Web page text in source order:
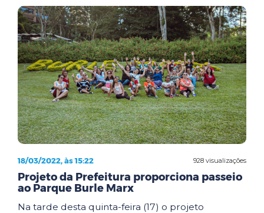
928 visualizações
18/03/2022, às 15:22
Projeto da Prefeitura proporciona passeio
ao Parque Burle Marx
Na tarde desta quinta-feira (17) o projeto